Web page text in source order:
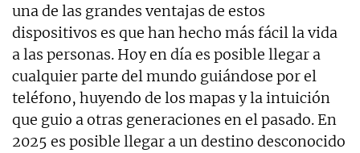
una de las grandes ventajas de estos
dispositivos es que han hecho más fácil la vida
a las personas. Hoy en día es posible llegar a
cualquier parte del mundo guiándose por el
teléfono, huyendo de los mapas y la intuición
que guio a otras generaciones en el pasado. En
2025 es posible llegar a un destino desconocido